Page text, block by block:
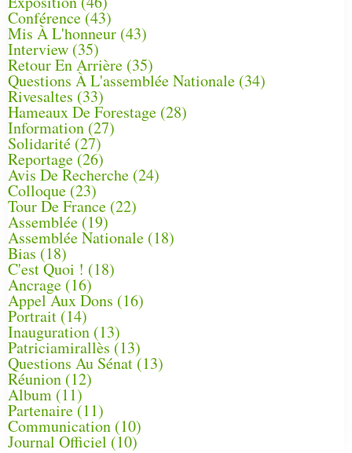
Conférence(43)
Mis À L'honneur (43)
Interview (35)
Retour En Arrière (35)
Questions À L'assemblée Nationale (34)
Rivesaltes (33)
Hameaux De Forestage (28)
Information (27)
Solidarité (27)
Reportage(26)
Avis De Recherche (24)
Colloque (23)
Tour De France (22)
Assemblée (19)
Assemblée Nationale (18)
Bias (18)
C'est Quoi ! (18)
Ancrage (16)
Appel Aux Dons (16)
Portrait (14)
Inauguration (13)
Patriciamirallès (13)
Questions Au Sénat(13)
Réunion (12)
Album (11)
Partenaire(11)
Communication (10)
Journal Officiel (10)